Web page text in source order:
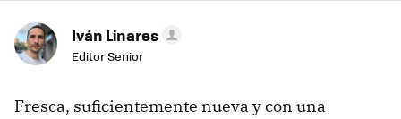
Iván Linares
Editor Senior
Fresca, suficientemente nueva y con una